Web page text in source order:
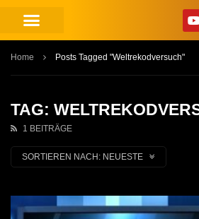
Home Posts Tagged "Weltrekodversuch"
TAG:
1 BEITRÄGE
SORTIEREN NACH: NEUESTE